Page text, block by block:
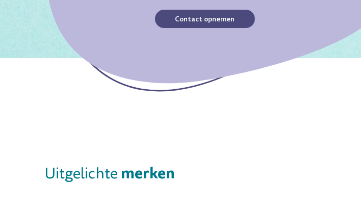
Contact opnemen
Uitgelichte merken